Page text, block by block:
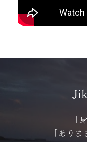
｢
｢あり